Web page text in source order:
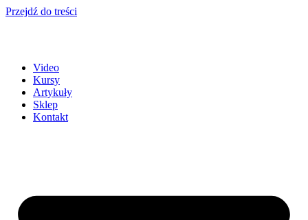
Przejdź do treści
Video
Kursy
Artykuły
Sklep
Kontakt